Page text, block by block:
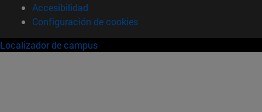
Accesibilidad
Configuración de cookies
Localizador de campus